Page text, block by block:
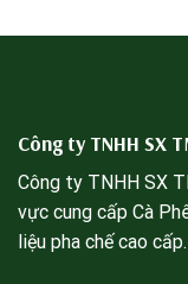
Công ty TNHH SX
Công ty TNHH SX
vực cung cấp Cà
liệu pha chế cao cấp.